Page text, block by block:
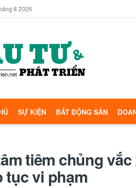
8 2026
SỰ KIỆN BẤT ĐỘNG SẢN
tiêm chủng
tục vi phạm